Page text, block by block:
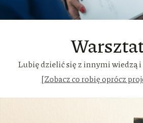
Lubię dzielić się z innymi wiedzą
[Zobacz co robię oprócz